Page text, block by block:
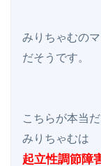
みりちゃむの
だそうです。
こちらが本当
起立性調節障